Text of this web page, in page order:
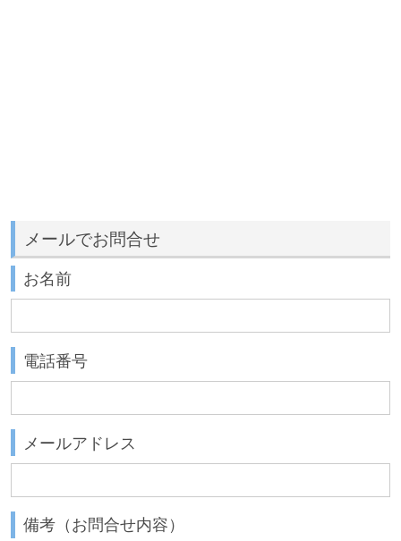
メールでお問合せ
お名前
電話番号
メールアドレス
備考（お問合せ内容）